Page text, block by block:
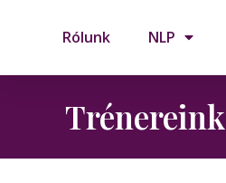
Rólunk NLP
Trénereink